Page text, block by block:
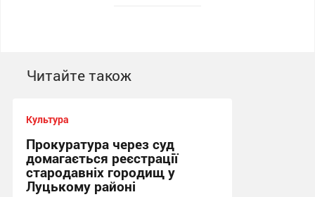
Читайте також
Культура
Прокуратура через суд
домагається реєстрації
стародавніх городищ у
Луцькому районі